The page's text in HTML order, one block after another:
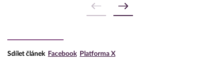
Sdílet článek Facebook Platforma X